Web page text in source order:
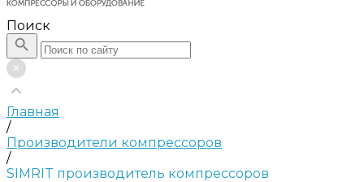
Поиск
Главная
/
Производители компрессоров
/
SIMRIT производитель компрессоров